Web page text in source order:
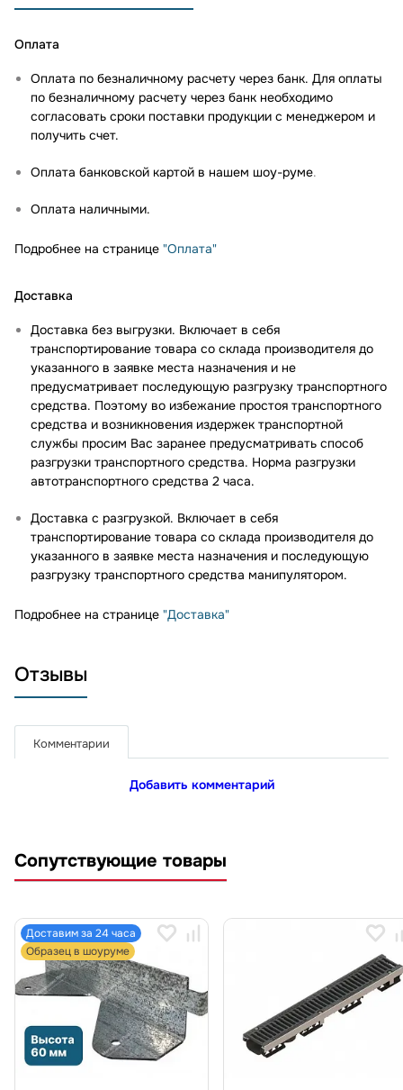
Оплата
Оплата по безналичному расчету через банк. Для оплаты
по безналичному расчету через банк необходимо
согласовать сроки поставки продукции с менеджером и
получить счет.
Оплата банковской картой в нашем шоу-руме.
Оплата наличными.
Подробнее на странице "Оплата"
Доставка
Доставка без выгрузки. Включает в себя
транспортирование товара со склада производителя до
указанного в заявке места назначения и не
предусматривает последующую разгрузку транспортного
средства. Поэтому во избежание простоя транспортного
средства и возникновения издержек транспортной
службы просим Вас заранее предусматривать способ
разгрузки транспортного средства. Норма разгрузки
автотранспортного средства 2 часа.
Доставка с разгрузкой. Включает в себя
транспортирование товара со склада производителя до
указанного в заявке места назначения и последующую
разгрузку транспортного средства манипулятором.
Подробнее на странице "Доставка"
Отзывы
Комментарии
Добавить комментарий
Сопутствующие товары
Доставим за 24 часа
Образец в шоуруме